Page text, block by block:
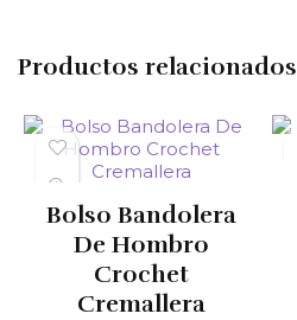
Productos relacionados
Bolso Bandolera
De Hombro
Crochet
Cremallera